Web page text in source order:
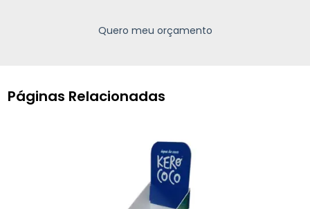
Quero meu orçamento
Páginas Relacionadas